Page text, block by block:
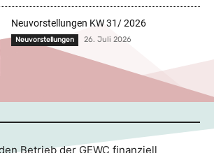
Neuvorstellungen KW 31/ 2026
Neuvorstellungen 26. Juli 2026
Betrieb der GEWC finanziell